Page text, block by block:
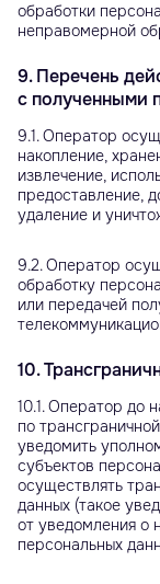
обработки
неправомерной
9. Перечень
с полученными
9.1. Оператор
накопление,
извлечение,
предоставление,
удаление и
9.2. Оператор
обработку
или передачей
10.
10.1. Оператор до
по
уведомить
субъектов
осуществлять
данных (такое
от уведомления о
персональных